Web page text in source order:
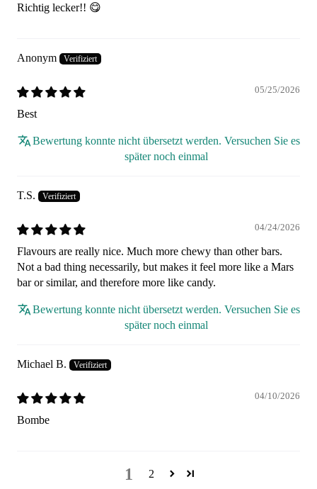
Richtig lecker!! 😋
Anonym
05/25/2026
Best
Bewertung konnte nicht übersetzt werden. Versuchen Sie es
später noch einmal
T.S.
04/24/2026
Flavours are really nice. Much more chewy than other bars.
Not a bad thing necessarily, but makes it feel more like a Mars
bar or similar, and therefore more like candy.
Bewertung konnte nicht übersetzt werden. Versuchen Sie es
später noch einmal
Michael B.
04/10/2026
Bombe
1 2